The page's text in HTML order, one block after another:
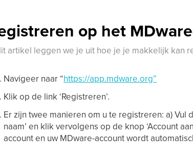
op het
artikel leggen we je uit hoe je je makkelijk kan
Navigeer naar “https://app.mdware.org”
Klik op de link ‘Registreren’.
Er zijn twee manieren om u te registreren: a) Vul
naam’ en klik vervolgens op de knop ‘Account
account en uw MDware-account wordt